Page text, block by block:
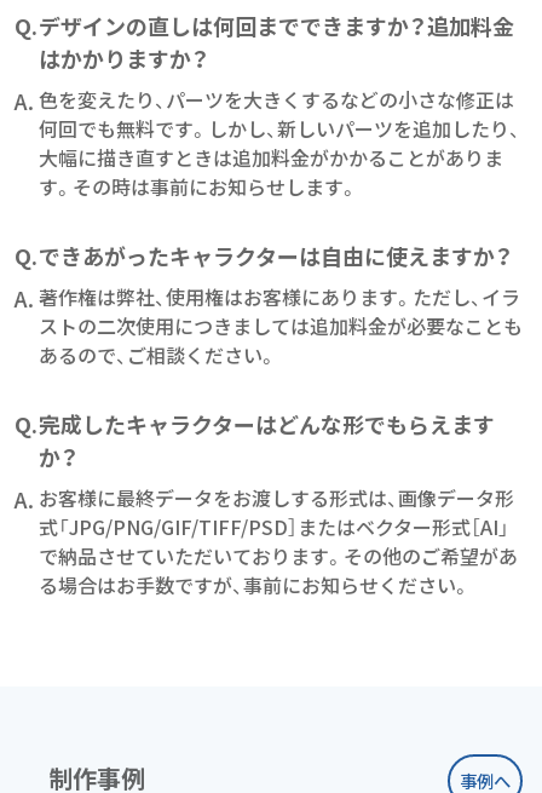
Q.デザインの直しは何回までできますか？追加料金
はかかりますか？
A. 色を変えたり、パーツを大きくするなどの小さな修正は
何回でも無料です。しかし、新しいパーツを追加したり、
大幅に描き直すときは追加料金がかかることがありま
す。その時は事前にお知らせします。
Q.できあがったキャラクターは自由に使えますか？
A. 著作権は弊社、使用権はお客様にあります。ただし、イラ
ストの二次使用につきましては追加料金が必要なことも
あるので、ご相談ください。
Q.完成したキャラクターはどんな形でもらえます
か？
A. お客様に最終データをお渡しする形式は、画像データ形
式「JPG/PNG/GIF/TIFF/PSD］またはベクター形式［AI」
で納品させていただいております。その他のご希望があ
る場合はお手数ですが、事前にお知らせください。
制作事例 事例へ